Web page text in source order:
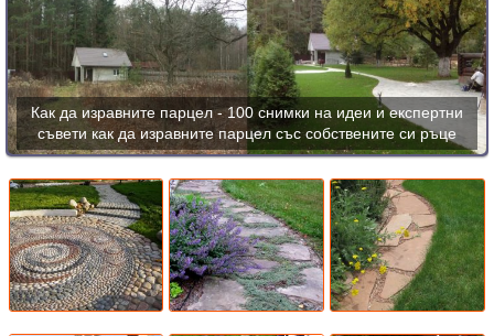
Как да изравните парцел - 100 снимки на идеи и експертни
съвети как да изравните парцел със собствените си ръце